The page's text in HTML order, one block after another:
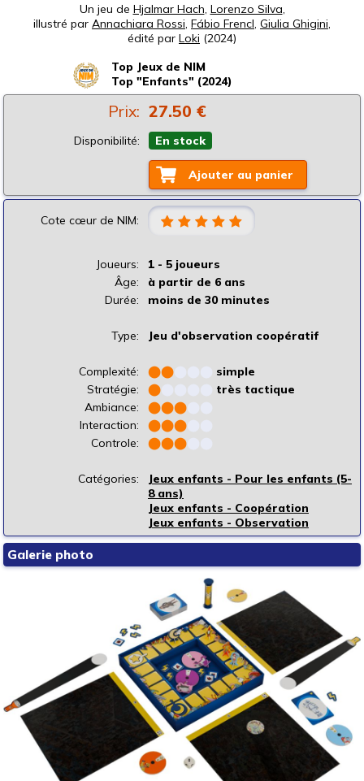
Un jeu de Hjalmar Hach, Lorenzo Silva,
illustré par Annachiara Rossi, Fábio Frencl, Giulia Ghigini,
édité par Loki (2024)
Top Jeux de NIM
Top "Enfants" (2024)
Prix: 27.50 €
Disponibilité: En stock
Ajouter au panier
Cote cœur de NIM:
Joueurs:
1 - 5 joueurs
Âge:
à partir de 6 ans
Durée:
moins de 30 minutes
Type: Jeu d'observation coopératif
Complexité: ⬤⬤
simple
Stratégie:
⬤
très tactique
Ambiance:
⬤⬤⬤
Interaction:
⬤⬤⬤
Controle:
⬤⬤⬤
Catégories:
Jeux enfants - Pour les enfants (5-
8 ans)
Jeux enfants - Coopération
Jeux enfants - Observation
Galerie photo